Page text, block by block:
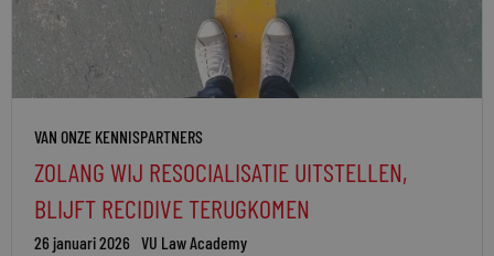
VAN ONZE KENNISPARTNERS
ZOLANG WIJ RESOCIALISATIE UITSTELLEN,
BLIJFT RECIDIVE TERUGKOMEN
26 januari 2026 VU Law Academy